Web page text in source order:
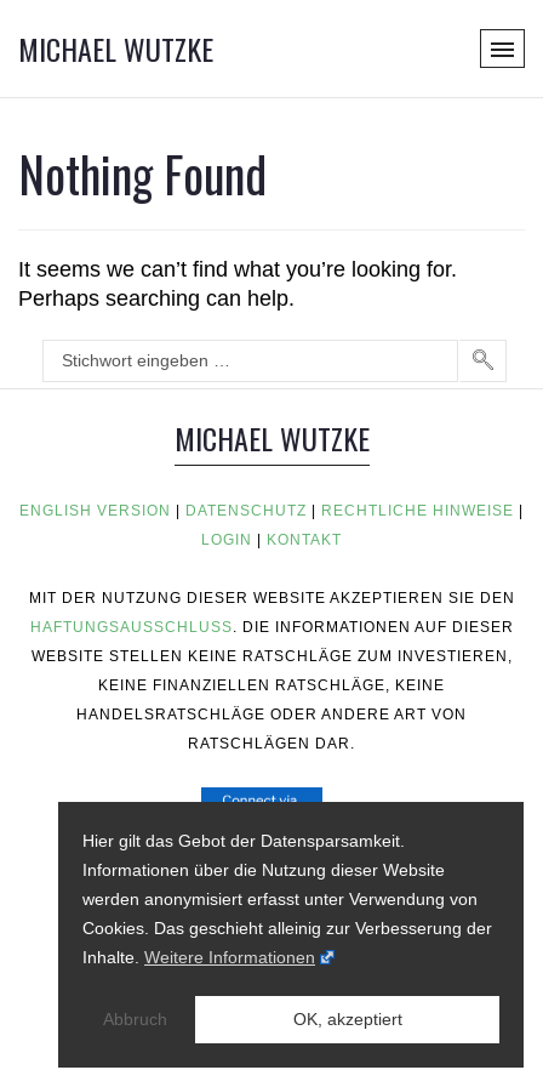
MICHAEL WUTZKE
Nothing Found
It seems we can’t find what you’re looking for.
Perhaps searching can help.
MICHAEL WUTZKE
ENGLISH VERSION | DATENSCHUTZ | RECHTLICHE HINWEISE |
LOGIN | KONTAKT
MIT DER NUTZUNG DIESER WEBSITE AKZEPTIEREN SIE DEN
HAFTUNGSAUSSCHLUSS . DIE INFORMATIONEN AUF DIESER
WEBSITE STELLEN KEINE RATSCHLÄGE ZUM INVESTIEREN,
KEINE FINANZIELLEN RATSCHLÄGE, KEINE
HANDELSRATSCHLÄGE ODER ANDERE ART VON
RATSCHLÄGEN DAR.
Hier gilt das Gebot der Datensparsamkeit.
Informationen über die Nutzung dieser Website
werden anonymisiert erfasst unter Verwendung von
Cookies. Das geschieht alleinig zur Verbesserung der
Inhalte. Weitere Informationen
Abbruch OK, akzeptiert